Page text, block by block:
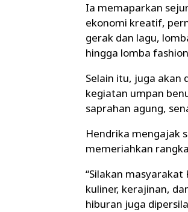
Ia memaparkan
ekonomi kreatif,
gerak dan lagu,
hingga lomba
Selain itu, juga akan
kegiatan umpan
saprahan agung,
Hendrika mengajak
memeriahkan
“Silakan
kuliner, kerajinan,
hiburan juga